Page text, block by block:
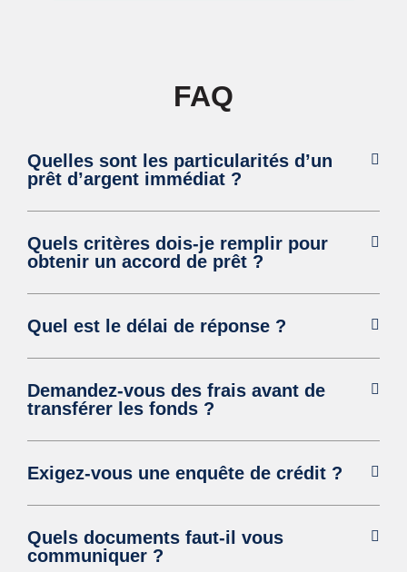
FAQ
Quelles sont les particularités d’un
prêt d’argent immédiat ?
Quels critères dois-je remplir pour
obtenir un accord de prêt ?
Quel est le délai de réponse ?
Demandez-vous des frais avant de
transférer les fonds ?
Exigez-vous une enquête de crédit ?
Quels documents faut-il vous
communiquer ?